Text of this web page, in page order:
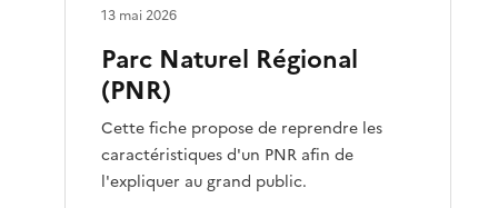
Parc Naturel Régional
(PNR)
Cette fiche propose de reprendre les
caractéristiques d'un PNR afin de
l'expliquer au grand public.
13 mai 2026